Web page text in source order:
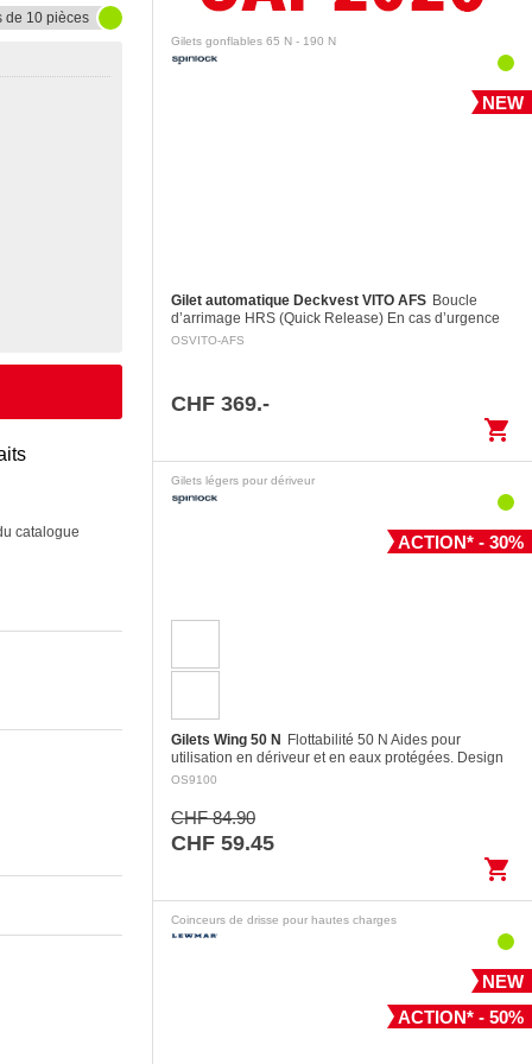
de 10 pièces
catalogue
Gilets gonflables 65 N - 190 N
NEW
Gilet automatique Deckvest VITO AFS Boucle
d’arrimage HRS (Quick Release) En cas d’urgence
une personne peut dissocier la boucle d’arrimage en
OSVITO-AFS
CHF 369.-
shopping_cart
Gilets légers pour dériveur
ACTION* - 30%
Gilets Wing 50 N Flottabilité 50 N Aides pour
utilisation en dériveur et en eaux protégées. Design
moderne avec une coupe très courte permettant de
OS9100
CHF 84.90
CHF 59.45
shopping_cart
Coinceurs de drisse pour hautes charges
NEW
ACTION* - 50%